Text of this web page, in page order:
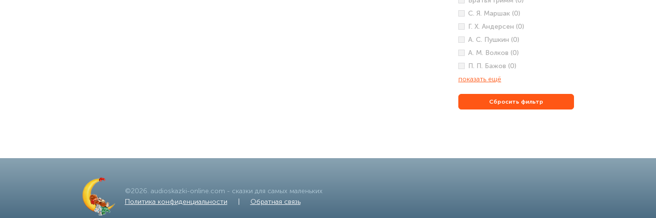
С. Я. Маршак (0)
Г. Х. Андерсен (0)
А. С. Пушкин (0)
А. М. Волков (0)
П. П. Бажов (0)
показать ещё
Сбросить фильтр
©2026. audioskazki-online.com - сказки для самых маленьких
Политика конфиденциальности
Обратная связь